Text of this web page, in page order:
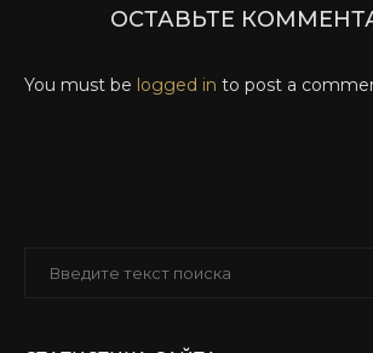
ОСТАВЬТЕ
You must be logged in to post a